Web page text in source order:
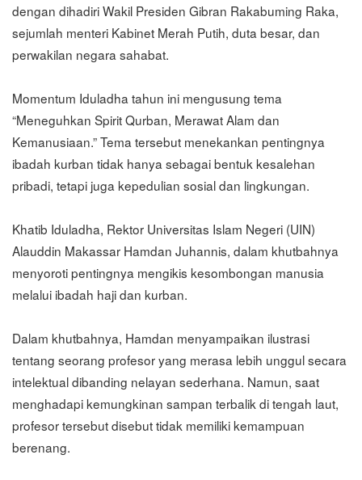
dengan dihadiri Wakil Presiden Gibran Rakabuming Raka,
sejumlah menteri Kabinet Merah Putih, duta besar, dan
perwakilan negara sahabat.
Momentum Iduladha tahun ini mengusung tema
“Meneguhkan Spirit Qurban, Merawat Alam dan
Kemanusiaan.” Tema tersebut menekankan pentingnya
ibadah kurban tidak hanya sebagai bentuk kesalehan
pribadi, tetapi juga kepedulian sosial dan lingkungan.
Khatib Iduladha, Rektor Universitas Islam Negeri (UIN)
Alauddin Makassar Hamdan Juhannis, dalam khutbahnya
menyoroti pentingnya mengikis kesombongan manusia
melalui ibadah haji dan kurban.
Dalam khutbahnya, Hamdan menyampaikan ilustrasi
tentang seorang profesor yang merasa lebih unggul secara
intelektual dibanding nelayan sederhana. Namun, saat
menghadapi kemungkinan sampan terbalik di tengah laut,
profesor tersebut disebut tidak memiliki kemampuan
berenang.